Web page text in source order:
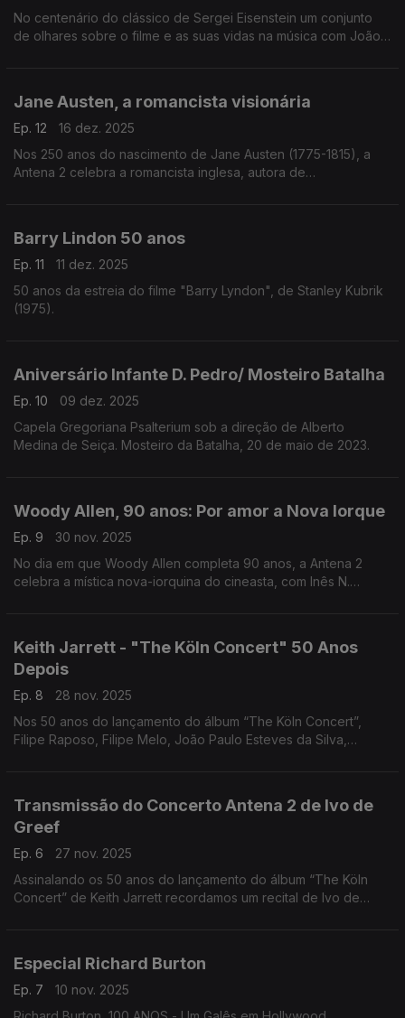
No centenário do clássico de Sergei Eisenstein um conjunto
de olhares sobre o filme e as suas vidas na música com João
Jane Austen, a romancista visionária
Ep. 12
16 dez. 2025
Nos 250 anos do nascimento de Jane Austen (1775-1815), a
Antena 2 celebra a romancista inglesa, autora de
Barry Lindon 50 anos
Ep. 11
11 dez. 2025
50 anos da estreia do filme "Barry Lyndon", de Stanley Kubrik
(1975).
Aniversário Infante D. Pedro/ Mosteiro Batalha
Ep. 10
09 dez. 2025
Capela Gregoriana Psalterium sob a direção de Alberto
Medina de Seiça. Mosteiro da Batalha, 20 de maio de 2023.
Woody Allen, 90 anos: Por amor a Nova Iorque
Ep. 9
30 nov. 2025
No dia em que Woody Allen completa 90 anos, a Antena 2
celebra a mística nova-iorquina do cineasta, com Inês N.
Keith Jarrett - "The Köln Concert" 50 Anos
Depois
Ep. 8
28 nov. 2025
Nos 50 anos do lançamento do álbum “The Köln Concert”,
Filipe Raposo, Filipe Melo, João Paulo Esteves da Silva,
Transmissão do Concerto Antena 2 de Ivo de
Greef
Ep. 6
27 nov. 2025
Assinalando os 50 anos do lançamento do álbum “The Köln
Concert” de Keith Jarrett recordamos um recital de Ivo de
Especial Richard Burton
Ep. 7
10 nov. 2025